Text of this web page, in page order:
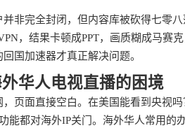
非完全封闭，但内容库被砍得七零
，结果卡顿成PPT，画质糊成马赛
国加速器才真正解决问题。
华人电视直播的困境
页面直接空白。在美国能看到央视
能都对海外IP关门。海外华人常用